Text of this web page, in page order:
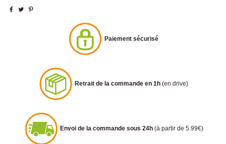
Paiement sécurisé
Retrait de la commande en 1h (en drive)
Envoi de la commande sous 24h (à partir de 5.99€)